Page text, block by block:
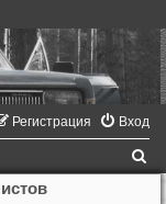
Вход
Регистрация